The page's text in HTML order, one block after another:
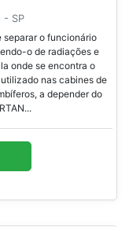
- SP
separar o funcionário
o de radiações e
onde se encontra o
nas cabines de
a depender do